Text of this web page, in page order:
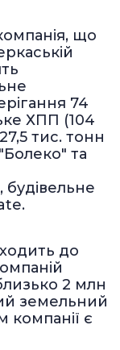
що
74
ХПП (104
тис. тонн
та
будівельне
до
2 млн
земельний
компанії є